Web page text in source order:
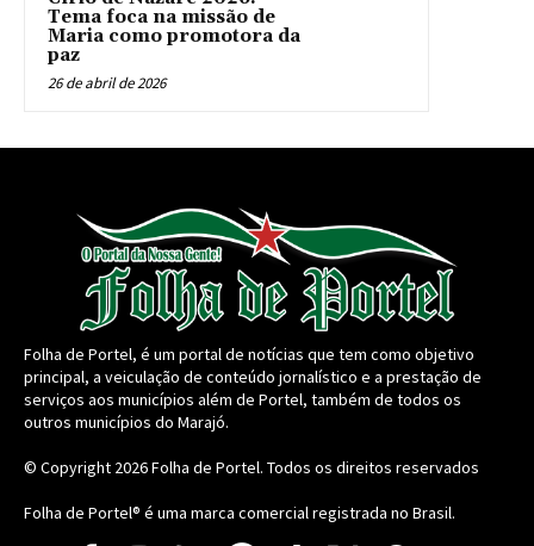
Tema foca na missão de
Maria como promotora da
paz
26 de abril de 2026
Folha de Portel, é um portal de notícias que tem como objetivo
principal, a veiculação de conteúdo jornalístico e a prestação de
serviços aos municípios além de Portel, também de todos os
outros municípios do Marajó.
© Copyright 2026Folha de Portel. Todos os direitos reservados
Folha de Portel® é uma marca comercial registrada no Brasil.